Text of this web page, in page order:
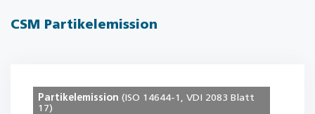
CSM Partikelemission
Partikelemission(ISO 14644-1, VDI 2083 Blatt
17)